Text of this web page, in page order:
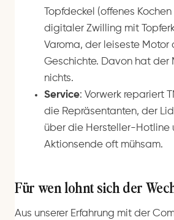
Topfdeckel (offenes
digitaler Zwilling mit
Varoma, der leiseste Motor
Geschichte. Davon hat der
nichts.
Service: Vorwerk repariert
die Repräsentanten, der
über die Hersteller-Hotline
Aktionsende oft mühsam.
Für wen lohnt sich der
Aus unserer Erfahrung mit der